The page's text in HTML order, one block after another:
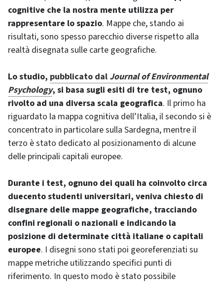
cognitive che la nostra mente utilizza per
rappresentare lo spazio. Mappe che, stando ai
risultati, sono spesso parecchio diverse rispetto alla
realtà disegnata sulle carte geografiche.
Lo studio, pubblicato dal Journal of Environmental
Psychology, si basa sugli esiti di tre test, ognuno
rivolto ad una diversa scala geografica. Il primo ha
riguardato la mappa cognitiva dell’Italia, il secondo si è
concentrato in particolare sulla Sardegna, mentre il
terzo è stato dedicato al posizionamento di alcune
delle principali capitali europee.
Durante i test, ognuno dei quali ha coinvolto circa
duecento studenti universitari, veniva chiesto di
disegnare delle mappe geografiche, tracciando
confini regionali o nazionali e indicando la
posizione di determinate città italiane o capitali
europee. I disegni sono stati poi georeferenziati su
mappe metriche utilizzando specifici punti di
riferimento. In questo modo è stato possibile